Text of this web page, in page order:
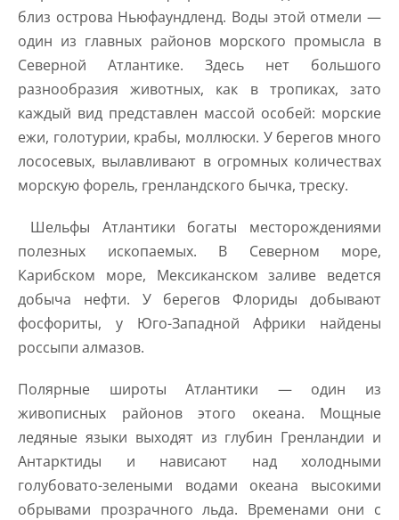
близ острова Ньюфаундленд. Воды этой отмели —
один из главных районов морского промысла в
Северной Атлантике. Здесь нет большого
разнообразия животных, как в тропиках, зато
каждый вид представлен массой особей: морские
ежи, голотурии, крабы, моллюски. У берегов много
лососевых, вылавливают в огромных количествах
морскую форель, гренландского бычка, треску.
Шельфы Атлантики богаты месторождениями
полезных ископаемых. В Северном море,
Карибском море, Мексиканском заливе ведется
добыча нефти. У берегов Флориды добывают
фосфориты, у Юго-Западной Африки найдены
россыпи алмазов.
Полярные широты Атлантики — один из
живописных районов этого океана. Мощные
ледяные языки выходят из глубин Гренландии и
Антарктиды и нависают над холодными
голубовато-зелеными водами океана высокими
обрывами прозрачного льда. Временами они с